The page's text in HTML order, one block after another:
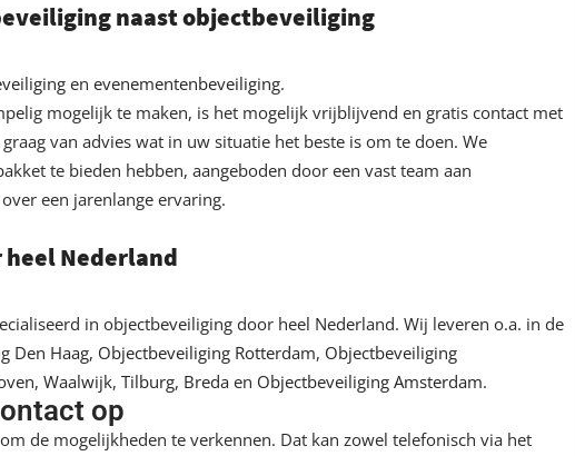
naast objectbeveiliging
en evenementenbeveiliging.
mogelijk te maken, is het mogelijk vrijblijvend en gratis contact met
van advies wat in uw situatie het beste is om te doen. We
te bieden hebben, aangeboden door een vast team aan
een jarenlange ervaring.
Nederland
in objectbeveiliging door heel Nederland. Wij leveren o.a. in de
Den Haag, Objectbeveiliging Rotterdam, Objectbeveiliging
, Waalwijk, Tilburg, Breda en Objectbeveiliging Amsterdam.
op
de mogelijkheden te verkennen. Dat kan zowel telefonisch via het